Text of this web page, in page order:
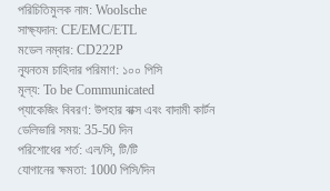
পরিচিতিমুলক নাম: Woolsche
সাক্ষ্যদান: CE/EMC/ETL
মডেল নম্বার: CD222P
ন্যূনতম চাহিদার পরিমাণ: ১০০ পিসি
মূল্য: To be Communicated
প্যাকেজিং বিবরণ: উপহার বাক্স এবং বাদামী কার্টন
ডেলিভারি সময়: 35-50 দিন
পরিশোধের শর্ত: এল/সি, টি/টি
যোগানের ক্ষমতা: 1000 পিসি/দিন